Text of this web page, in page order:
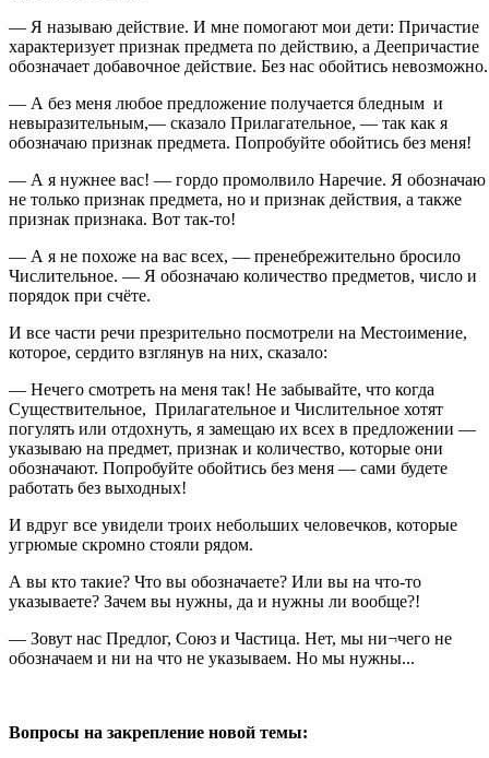
— Я называю действие. И мне помогают мои дети: Причастие
характеризует признак предмета по действию, а Деепричастие
обозначает добавочное действие. Без нас обойтись невозможно.
— А без меня любое предложение получается бледным и
невыразительным,— сказало Прилагательное, — так как я
обозначаю признак предмета. Попробуйте обойтись без меня!
— А я нужнее вас! — гордо промолвило Наречие. Я обозначаю
не только признак предмета, но и признак действия, а также
признак признака. Вот так-то!
— А я не похоже на вас всех, — пренебрежительно бросило
Числительное. — Я обозначаю количество предметов, число и
порядок при счёте.
И все части речи презрительно посмотрели на Местоимение,
которое, сердито взглянув на них, сказало:
— Нечего смотреть на меня так! Не забывайте, что когда
Существительное, Прилагательное и Числительное хотят
погулять или отдохнуть, я замещаю их всех в предложении —
указываю на предмет, признак и количество, которые они
обозначают. Попробуйте обойтись без меня — сами будете
работать без выходных!
И вдруг все увидели троих небольших человечков, которые
угрюмые скромно стояли рядом.
А вы кто такие? Что вы обозначаете? Или вы на что-то
указываете? Зачем вы нужны, да и нужны ли вообще?!
— Зовут нас Предлог, Союз и Частица. Нет, мы ни¬чего не
обозначаем и ни на что не указываем. Но мы нужны...
Вопросы на закрепление новой темы: